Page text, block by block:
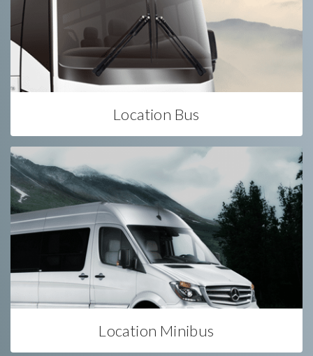
Location Bus
Location Minibus